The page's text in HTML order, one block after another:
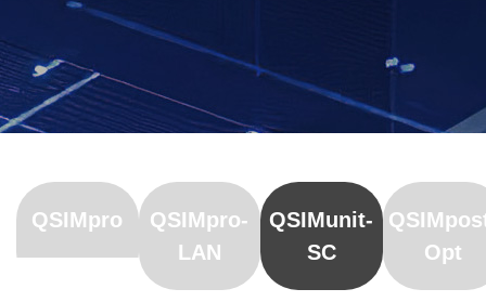
QSIMpro
QSIMpro-
LAN
QSIMunit-
SC
Opt